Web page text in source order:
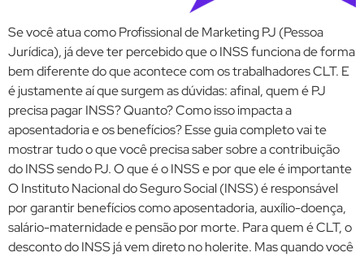
Se você atua como Profissional de Marketing PJ (Pessoa
Jurídica), já deve ter percebido que o INSS funciona de forma
bem diferente do que acontece com os trabalhadores CLT. E
é justamente aí que surgem as dúvidas: afinal, quem é PJ
precisa pagar INSS? Quanto? Como isso impacta a
aposentadoria e os benefícios? Esse guia completo vai te
mostrar tudo o que você precisa saber sobre a contribuição
do INSS sendo PJ. O que é o INSS e por que ele é importante
O Instituto Nacional do Seguro Social (INSS) é responsável
por garantir benefícios como aposentadoria, auxílio-doença,
salário-maternidade e pensão por morte. Para quem é CLT, o
desconto do INSS já vem direto no holerite. Mas quando você